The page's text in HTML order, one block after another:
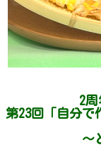
2周
第23回「自分で
～